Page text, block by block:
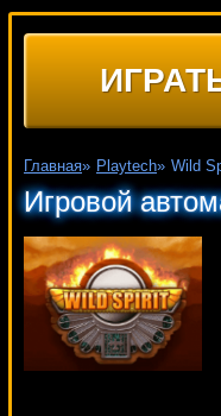
Главная» Playtech» Wild
Игровой